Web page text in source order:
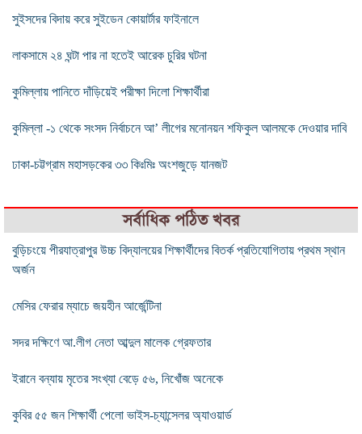
সুইসদের বিদায় করে সুইডেন কোয়ার্টার ফাইনালে
লাকসামে ২৪ ঘন্টা পার না হতেই আরেক চুরির ঘটনা
কুমিল্লায় পানিতে দাঁড়িয়েই পরীক্ষা দিলো শিক্ষার্থীরা
কুমিল্লা -১ থেকে সংসদ নির্বাচনে আ’ লীগের মনোনয়ন শফিকুল আলমকে দেওয়ার দাবি
ঢাকা-চট্টগ্রাম মহাসড়কের ৩৩ কিঃমিঃ অংশজুড়ে যানজট
সর্বাধিক পঠিত খবর
বুড়িচংয়ে পীরযাত্রাপুর উচ্চ বিদ্যালয়ের শিক্ষার্থীদের বিতর্ক প্রতিযোগিতায় প্রথম স্থান
অর্জন
মেসির ফেরার ম্যাচে জয়হীন আর্জেন্টিনা
সদর দক্ষিণে আ.লীগ নেতা আব্দুল মালেক গ্রেফতার
ইরানে বন্যায় মৃতের সংখ্যা বেড়ে ৫৬, নিখোঁজ অনেকে
কুবির ৫৫ জন শিক্ষার্থী পেলো ভাইস-চ্যান্সেলর অ্যাওয়ার্ড